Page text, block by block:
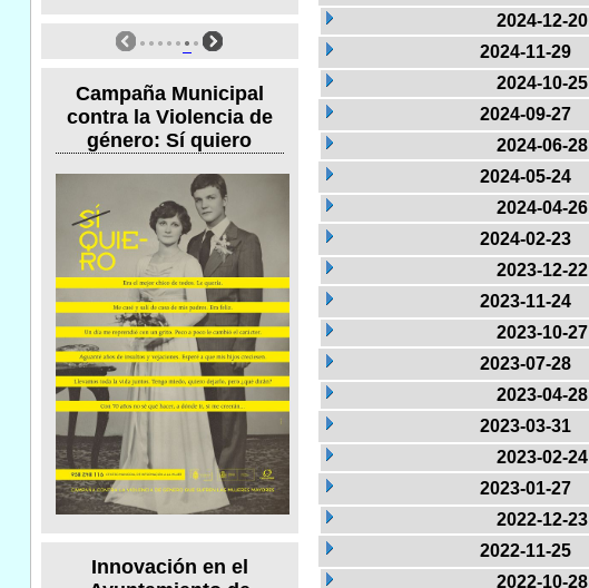
Campaña Municipal
contra la Violencia de
género: Sí quiero
Innovación en el
2024-12-20
2024-11-29
2024-10-25
2024-09-27
2024-06-28
2024-05-24
2024-04-26
2024-02-23
2023-12-22
2023-11-24
2023-10-27
2023-07-28
2023-04-28
2023-03-31
2023-02-24
2023-01-27
2022-12-23
2022-11-25
2022-10-28